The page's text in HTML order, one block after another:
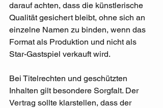
darauf achten, dass die künstlerische
Qualität gesichert bleibt, ohne sich an
einzelne Namen zu binden, wenn das
Format als Produktion und nicht als
Star-Gastspiel verkauft wird.
Bei Titelrechten und geschützten
Inhalten gilt besondere Sorgfalt. Der
Vertrag sollte klarstellen, dass der